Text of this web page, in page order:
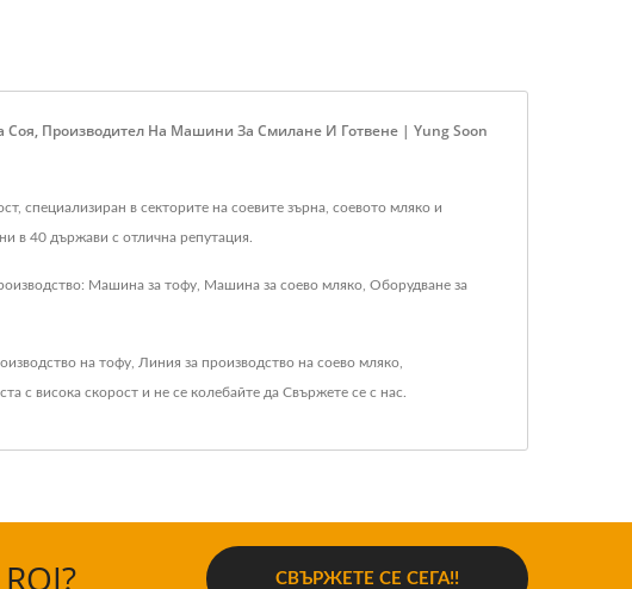
Производител На Машини За Смилане И Готвене | Yung Soon
специализиран в секторите на соевите зърна, соевото мляко и
в 40 държави с отлична репутация.
Машина за тофу, Машина за соево мляко, Оборудване за
на тофу Линия за производство на соево мляко
с висока скорост и не се колебайте да Свържете се с нас
СВЪРЖЕТЕ СЕ СЕГА!!